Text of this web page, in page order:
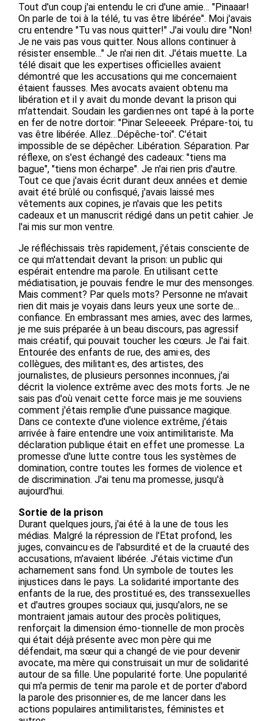
Tout d'un coup j'ai entendu le cri d'une amie… "Pinaaar!
On parle de toi à la télé, tu vas être libérée". Moi j'avais
cru entendre "Tu vas nous quitter!" J'ai voulu dire "Non!
Je ne vais pas vous quitter. Nous allons continuer à
résister ensemble…" Je n'ai rien dit. J'étais muette. La
télé disait que les expertises officielles avaient
démontré que les accusations qui me concernaient
étaient fausses. Mes avocats avaient obtenu ma
libération et il y avait du monde devant la prison qui
m'attendait. Soudain les gardien·nes ont tapé à la porte
en fer de notre dortoir: "Pinar Seleeeek. Prépare-toi, tu
vas être libérée. Allez…Dépêche-toi". C'était
impossible de se dépêcher. Libération. Séparation. Par
réflexe, on s'est échangé des cadeaux: "tiens ma
bague", "tiens mon écharpe". Je n'ai rien pris d'autre.
Tout ce que j'avais écrit durant deux années et demie
avait été brûlé ou confisqué, j'avais laissé mes
vêtements aux copines, je n'avais que les petits
cadeaux et un manuscrit rédigé dans un petit cahier. Je
l'ai mis sur mon ventre.
Je réfléchissais très rapidement, j'étais consciente de
ce qui m'attendait devant la prison: un public qui
espérait entendre ma parole. En utilisant cette
médiatisation, je pouvais fendre le mur des mensonges.
Mais comment? Par quels mots? Personne ne m'avait
rien dit mais je voyais dans leurs yeux une sorte de…
confiance. En embrassant mes amies, avec des larmes,
je me suis préparée à un beau discours, pas agressif
mais créatif, qui pouvait toucher les cœurs. Je l'ai fait.
Entourée des enfants de rue, des ami·es, des
collègues, des militant·es, des artistes, des
journalistes, de plusieurs personnes inconnues, j'ai
décrit la violence extrême avec des mots forts. Je ne
sais pas d'où venait cette force mais je me souviens
comment j'étais remplie d'une puissance magique.
Dans ce contexte d'une violence extrême, j'étais
arrivée à faire entendre une voix antimilitariste. Ma
déclaration publique était en effet une promesse. La
promesse d'une lutte contre tous les systèmes de
domination, contre toutes les formes de violence et
de discrimination. J'ai tenu ma promesse, jusqu'à
aujourd'hui.
Sortie de la prison
Durant quelques jours, j'ai été à la une de tous les
médias. Malgré la répression de l'Etat profond, les
juges, convaincu·es de l'absurdité et de la cruauté des
accusations, m'avaient libérée. J'étais victime d'un
acharnement sans fond. Un symbole de toutes les
injustices dans le pays. La solidarité importante des
enfants de la rue, des prostitué·es, des transsexuelles
et d'autres groupes sociaux qui, jusqu'alors, ne se
montraient jamais autour des procès politiques,
renforçait la dimension émo-tionnelle de mon procès
qui était déjà présente avec mon père qui me
défendait, ma sœur qui a changé de vie pour devenir
avocate, ma mère qui construisait un mur de solidarité
autour de sa fille. Une popularité forte. Une popularité
qui m'a permis de tenir ma parole et de porter d'abord
la parole des prisonnier·es, de me lancer dans les
actions populaires antimilitaristes, féministes et